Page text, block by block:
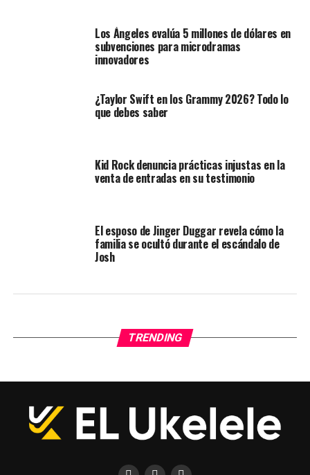
Los Ángeles evalúa 5 millones de dólares en
subvenciones para microdramas
innovadores
¿Taylor Swift en los Grammy 2026? Todo lo
que debes saber
Kid Rock denuncia prácticas injustas en la
venta de entradas en su testimonio
El esposo de Jinger Duggar revela cómo la
familia se ocultó durante el escándalo de
Josh
TRENDING